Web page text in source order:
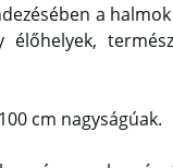
a
cm nagyságúak.